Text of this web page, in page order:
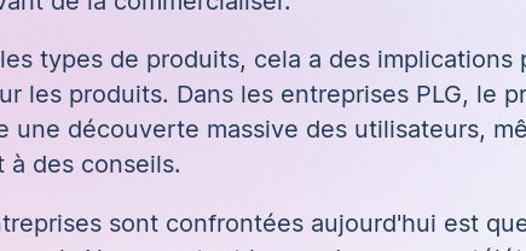
types de produits, cela a des implications
les produits. Dans les entreprises PLG, le
une découverte massive des utilisateurs,
des conseils.
sont confrontées aujourd'hui est